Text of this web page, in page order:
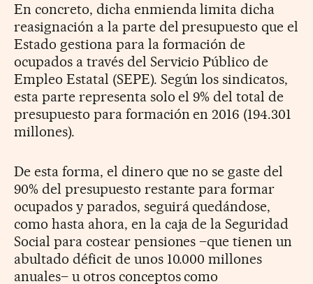
En concreto, dicha enmienda limita dicha
reasignación a la parte del presupuesto que el
Estado gestiona para la formación de
ocupados a través del Servicio Público de
Empleo Estatal (SEPE). Según los sindicatos,
esta parte representa solo el 9% del total de
presupuesto para formación en 2016 (194.301
millones).
De esta forma, el dinero que no se gaste del
90% del presupuesto restante para formar
ocupados y parados, seguirá quedándose,
como hasta ahora, en la caja de la Seguridad
Social para costear pensiones –que tienen un
abultado déficit de unos 10.000 millones
anuales– u otros conceptos como